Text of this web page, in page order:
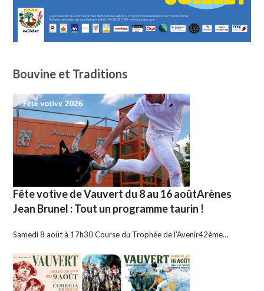
Bouvine et Traditions
Fête votive de Vauvert du 8 au 16 aoûtArènes
Jean Brunel : Tout un programme taurin !
Samedi 8 août à 17h30 Course du Trophée de l’Avenir42ème…